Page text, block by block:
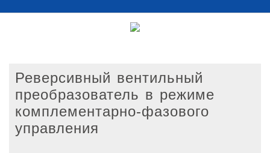
Реверсивный вентильный
преобразователь в режиме
комплементарно-фазового
управления